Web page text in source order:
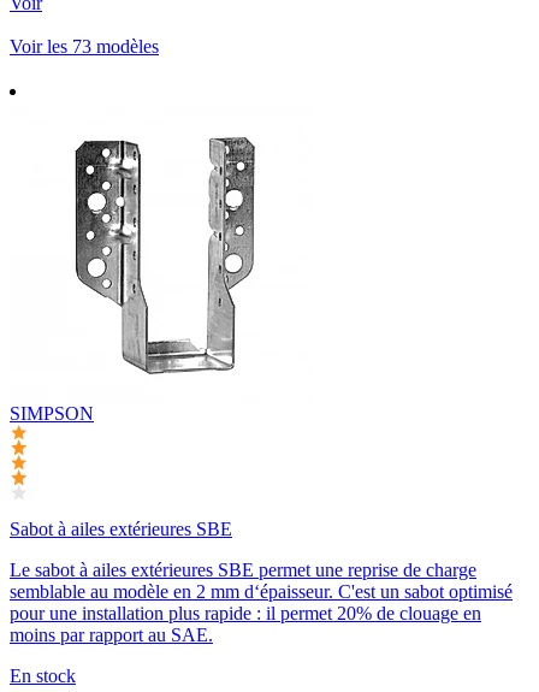
Voir les 73 modèles
SIMPSON
Sabot à ailes extérieures SBE
Le sabot à ailes extérieures SBE permet une reprise de charge
semblable au modèle en 2 mm d‘épaisseur. C'est un sabot optimisé
pour une installation plus rapide : il permet 20% de clouage en
moins par rapport au SAE.
En stock